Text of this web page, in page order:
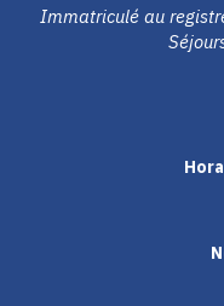
Immatriculé au